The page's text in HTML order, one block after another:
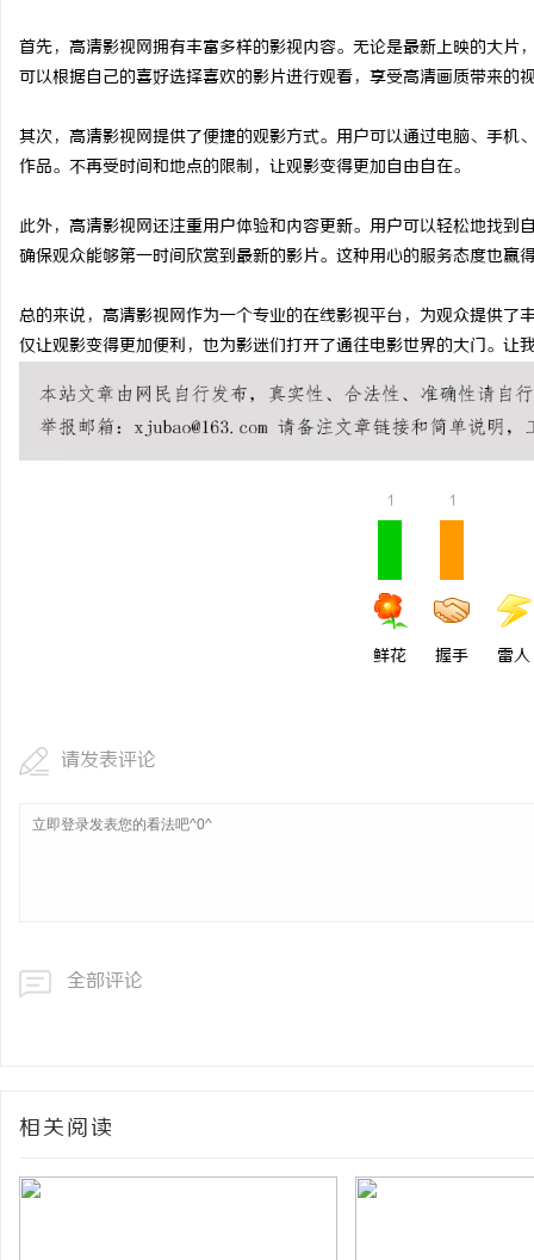
首先，高清影视网拥有丰富多样的影视内容。无论是最新上映的大
可以根据自己的喜好选择喜欢的影片进行观看，享受高清画质带来的
其次，高清影视网提供了便捷的观影方式。用户可以通过电脑、手
作品。不再受时间和地点的限制，让观影变得更加自由自在。
此外，高清影视网还注重用户体验和内容更新。用户可以轻松地找
确保观众能够第一时间欣赏到最新的影片。这种用心的服务态度也赢
总的来说，高清影视网作为一个专业的在线影视平台，为观众提供
仅让观影变得更加便利，也为影迷们打开了通往电影世界的大门。让
1
鲜花
1
握手 雷人
请发表评论
全部评论
相关阅读